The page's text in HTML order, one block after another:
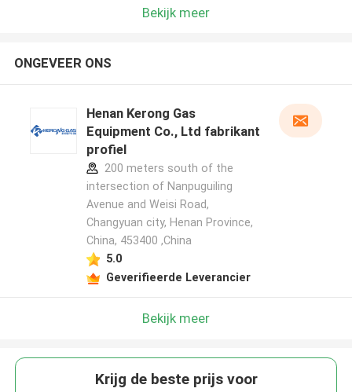
Bekijk meer
ONGEVEER ONS
Henan Kerong Gas
Equipment Co., Ltd fabrikant
profiel
200 meters south of the
intersection of Nanpuguiling
Avenue and Weisi Road,
Changyuan city, Henan Province,
China, 453400 ,China
5.0
Geverifieerde Leverancier
Bekijk meer
Krijg de beste prijs voor